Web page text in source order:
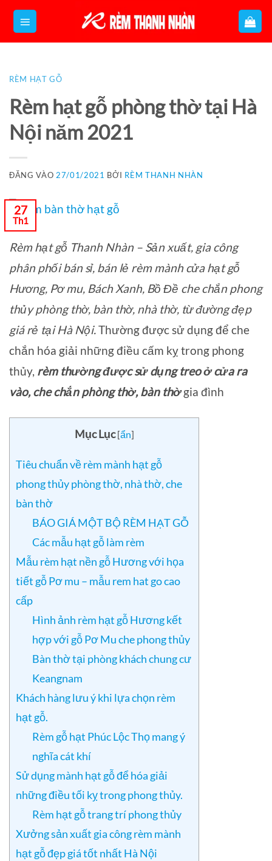
qua
dung
RÈM HẠT GỖ
Rèm hạt gỗ phòng thờ tại Hà
Nội năm 2021
ĐĂNG VÀO27/01/2021 BỞI RÈM THANH NHÀN
27
Th1
Rèm hạt gỗ Thanh Nhàn – Sản xuất, gia công
phân phối bán sỉ, bán lẻ rèm mành cửa hạt gỗ
Hương, Pơ mu, Bách Xanh, Bồ Đề che chắn phong
thủy phòng thờ, bàn thờ, nhà thờ, từ đường đẹp
giá rẻ tại Hà Nội.Thường được sử dụng để che
chắn hóa giải những điều cấm kỵ trong phong
thủy, rèm thường được sử dụng treo ở cửa ra
vào, che chắn phòng thờ, bàn thờgia đình
Mục Lục [ẩn]
Tiêu chuẩn về rèm mành hạt gỗ
phong thủy phòng thờ, nhà thờ, che
bàn thờ
BÁO GIÁ MỘT BỘ RÈM HẠT GỖ
Các mẫu hạt gỗ làm rèm
Mẫu rèm hạt nền gỗ Hương với họa
tiết gỗ Pơ mu – mẫu rem hat go cao
cấp
Hình ảnh rèm hạt gỗ Hương kết
hợp với gỗ Pơ Mu che phong thủy
Bàn thờ tại phòng khách chung cư
Keangnam
Khách hàng lưu ý khi lựa chọn rèm
hạt gỗ.
Rèm gỗ hạt Phúc Lộc Thọ mang ý
nghĩa cát khí
Sử dụng mành hạt gỗ để hóa giải
những điều tối kỵ trong phong thủy.
Rèm hạt gỗ trang trí phong thủy
Xưởng sản xuất gia công rèm mành
hạt gỗ đẹp giá tốt nhất Hà Nội